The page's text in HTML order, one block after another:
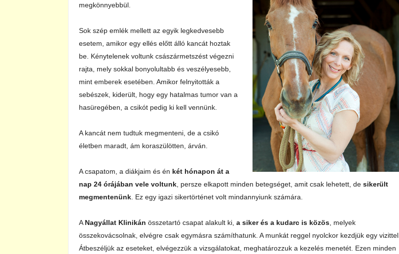
megkönnyebbül.
Sok szép emlék mellett az egyik legkedvesebb
esetem, amikor egy ellés előtt álló kancát hoztak
be. Kénytelenek voltunk császármetszést végezni
rajta, mely sokkal bonyolultabb és veszélyesebb,
mint emberek esetében. Amikor felnyitották a
sebészek, kiderült, hogy egy hatalmas tumor van a
hasüregében, a csikót pedig ki kell vennünk.
A kancát nem tudtuk megmenteni, de a csikó
életben maradt, ám koraszülötten, árván.
A csapatom, a diákjaim és én két hónapon át a
nap 24 órájában vele voltunk , persze elkapott minden betegséget, amit csak lehetett, de sikerült
megmentenünk . Ez egy igazi sikertörténet volt mindannyiunk számára.
A Nagyállat Klinikán összetartó csapat alakult ki, a siker és a kudarc is közös , melyek
összekovácsolnak, elvégre csak egymásra számíthatunk. A munkát reggel nyolckor kezdjük egy vizittel.
Átbeszéljük az eseteket, elvégezzük a vizsgálatokat, meghatározzuk a kezelés menetét. Ezen minden